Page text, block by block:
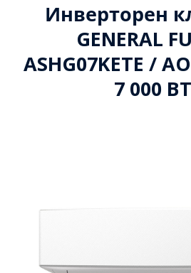
Инверторен
GENERAL
ASHG07KETE /
7 000